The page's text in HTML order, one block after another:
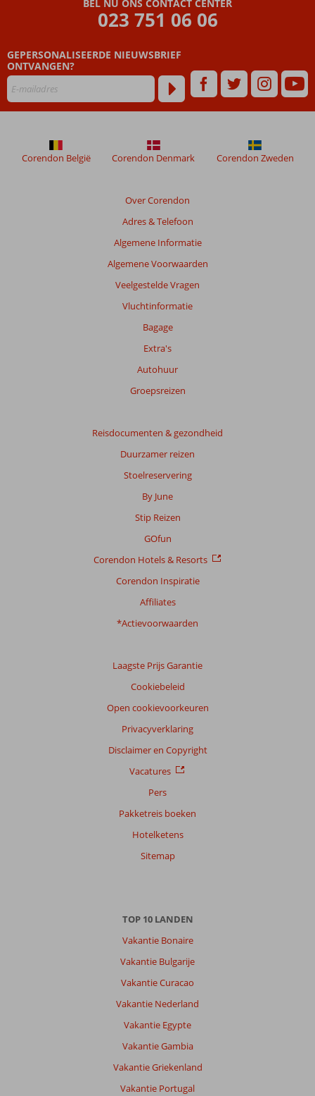
Halfpension
of All
Inclusive
mogelijk
BEL NU ONS CONTACT CENTER
023 751 06 06
GEPERSONALISEERDE NIEUWSBRIEF
ONTVANGEN?
Over Corendon
Adres & Telefoon
Algemene Informatie
Algemene Voorwaarden
Veelgestelde Vragen
Vluchtinformatie
Bagage
Extra's
Autohuur
Groepsreizen
Reisdocumenten & gezondheid
Duurzamer reizen
Stoelreservering
By June
Stip Reizen
GOfun
Corendon Hotels & Resorts
Corendon Inspiratie
Affiliates
*Actievoorwaarden
Laagste Prijs Garantie
Cookiebeleid
Open cookievoorkeuren
Privacyverklaring
Disclaimer en Copyright
Vacatures
Pers
Pakketreis boeken
Hotelketens
Sitemap
Corendon België Corendon Denmark Corendon Zweden
TOP 10 LANDEN
Vakantie Bonaire
Vakantie Bulgarije
Vakantie Curacao
Vakantie Nederland
Vakantie Egypte
Vakantie Gambia
Vakantie Griekenland
Vakantie Portugal